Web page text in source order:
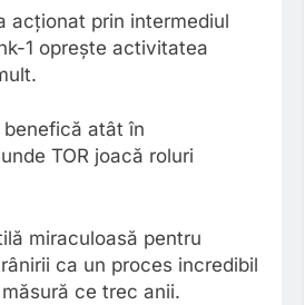
acționat prin intermediul
1 oprește activitatea
benefică atât în
TOR joacă roluri
miraculoasă pentru
ca un proces incredibil
ce trec anii.